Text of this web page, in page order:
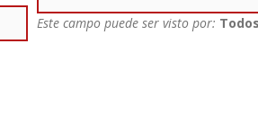
Este campo puede ser visto por: Todos